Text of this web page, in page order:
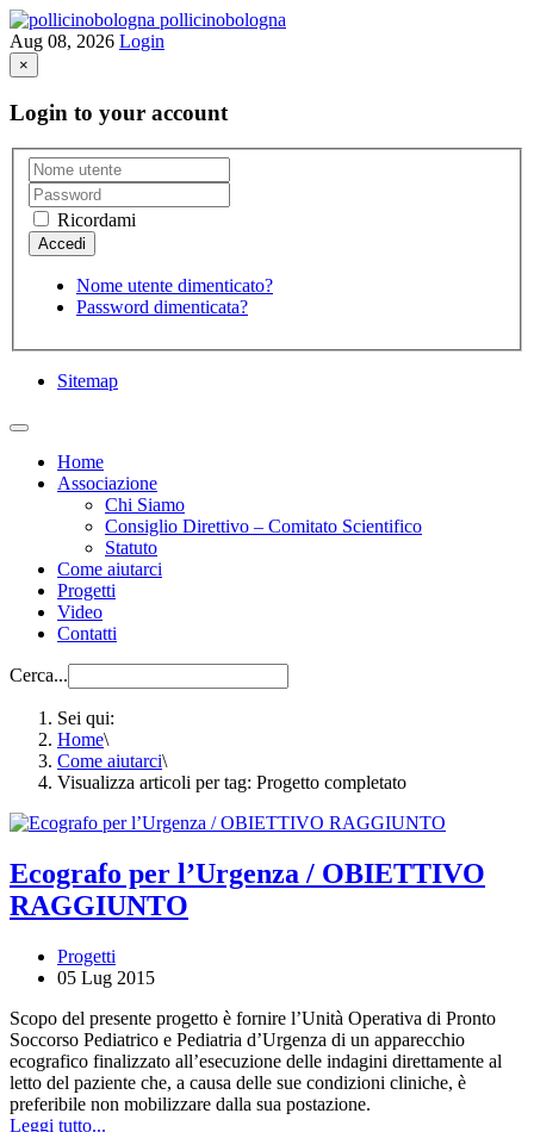
pollicinobologna
Aug 08, 2026 Login
×
Login to your account
Ricordami
Nome utente dimenticato?
Password dimenticata?
Sitemap
Home
Associazione
Chi Siamo
Consiglio Direttivo – Comitato Scientifico
Statuto
Come aiutarci
Progetti
Video
Contatti
Cerca...
Sei qui:
Home\
Come aiutarci\
Visualizza articoli per tag: Progetto completato
Ecografo per l’Urgenza / OBIETTIVO
RAGGIUNTO
Progetti
05 Lug 2015
Scopo del presente progetto è fornire l’Unità Operativa di Pronto
Soccorso Pediatrico e Pediatria d’Urgenza di un apparecchio
ecografico finalizzato all’esecuzione delle indagini direttamente al
letto del paziente che, a causa delle sue condizioni cliniche, è
preferibile non mobilizzare dalla sua postazione.
Leggi tutto...